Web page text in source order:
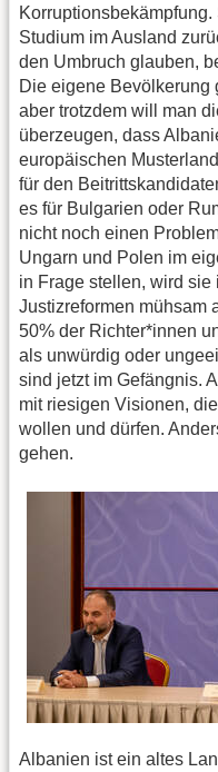
Studium im Ausland
den Umbruch glauben,
Die eigene Bevölkerung
aber trotzdem will man
überzeugen, dass
europäischen
für den
es für Bulgarien oder
nicht noch einen
Ungarn und Polen im
in Frage stellen, wird
Justizreformen mühsam
50% der Richter*innen
als unwürdig oder
sind jetzt im Gefängnis.
mit riesigen Visionen,
wollen und dürfen.
gehen.
Albanien ist ein altes